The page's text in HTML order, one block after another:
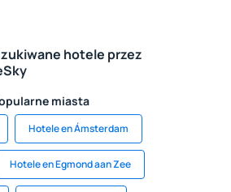
hotele przez
miasta
Hotele en Ámsterdam
Hotele en Egmond aan Zee